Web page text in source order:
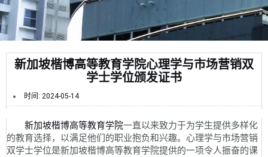
新加坡楷博高等教育学院心理学与市场营销双
学士学位颁发证书
时间: 2024-05-14
新加坡楷博高等教育学院一直以来致力于为学生提供多样化
的教育选择，以满足他们的职业抱负和兴趣。心理学与市场营销
双学士学位是新加坡楷博高等教育学院提供的一项令人振奋的课